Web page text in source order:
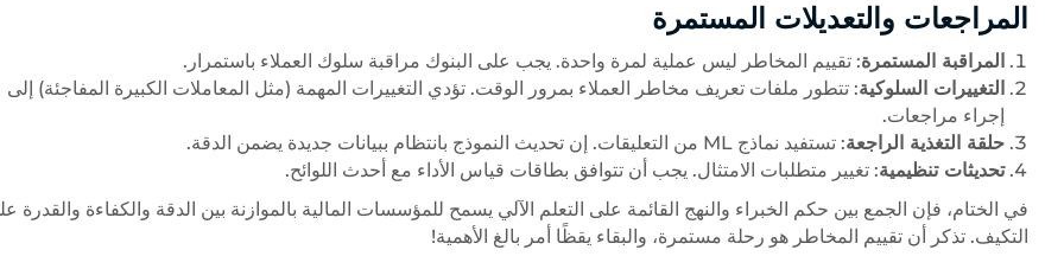
المراجعات والتعديلات المستمرة
المراقبة المستمرة: تقييم المخاطر ليس عملية لمرة واحدة. يجب على البنوك مراقبة سلوك العملاء باستمرار.
التغييرات السلوكية: تتطور ملفات تعريف مخاطر العملاء بمرور الوقت. تؤدي التغييرات المهمة (مثل المعاملات الكبيرة المفاجئة) إلى
إجراء مراجعات.
حلقة التغذية الراجعة: تستفيد نماذج ML من التعليقات. إن تحديث النموذج بانتظام ببيانات جديدة يضمن الدقة.
تحديثات تنظيمية: تغيير متطلبات الامتثال. يجب أن تتوافق بطاقات قياس الأداء مع أحدث اللوائح.
في الختام، فإن الجمع بين حكم الخبراء والنهج القائمة على التعلم الآلي يسمح للمؤسسات المالية بالموازنة بين الدقة والكفاءة والقدرة
التكيف. تذكر أن تقييم المخاطر هو رحلة مستمرة، والبقاء يقظًا أمر بالغ الأهمية!